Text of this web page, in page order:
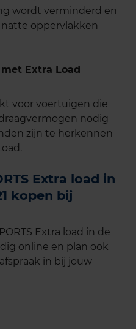
wordt verminderd en
oppervlakken
met Extra Load
voor voertuigen die
nodig
zijn te herkennen
Extra load in
kopen bij
Extra load in de
online en plan ook
in bij jouw